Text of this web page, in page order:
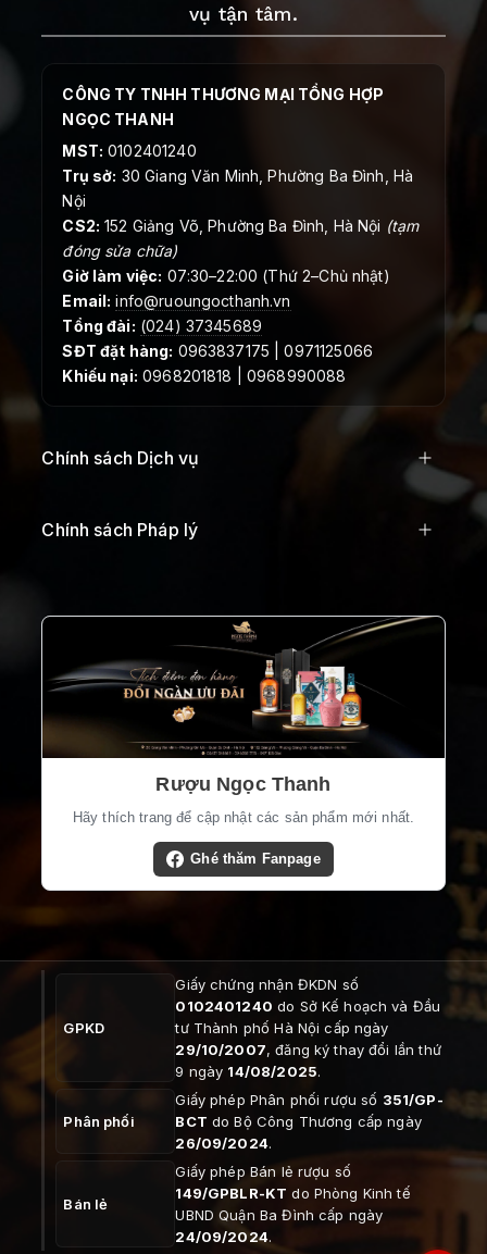
vụ tận tâm.
CÔNG TY TNHH THƯƠNG MẠI TỔNG HỢP
NGỌC THANH
MST: 0102401240
Trụ sở: 30 Giang Văn Minh, Phường Ba Đình, Hà
Nội
CS2: 152 Giảng Võ, Phường Ba Đình, Hà Nội (tạm
đóng sửa chữa)
Giờ làm việc: 07:30–22:00 (Thứ 2–Chủ nhật)
Email: info@ruoungocthanh.vn
Tổng đài: (024) 37345689
SĐT đặt hàng: 0963837175 | 0971125066
Khiếu nại: 0968201818 | 0968990088
Chính sách Dịch vụ
Chính sách Pháp lý
Rượu Ngọc Thanh
Hãy thích trang để cập nhật các sản phẩm mới nhất.
Ghé thăm Fanpage
GPKD
Giấy chứng nhận ĐKDN số
0102401240 do Sở Kế hoạch và Đầu
tư Thành phố Hà Nội cấp ngày
29/10/2007, đăng ký thay đổi lần thứ
9 ngày 14/08/2025.
Phân phối
Giấy phép Phân phối rượu số 351/GP-
BCT do Bộ Công Thương cấp ngày
26/09/2024.
Bán lẻ
Giấy phép Bán lẻ rượu số
149/GPBLR-KT do Phòng Kinh tế
UBND Quận Ba Đình cấp ngày
24/09/2024.